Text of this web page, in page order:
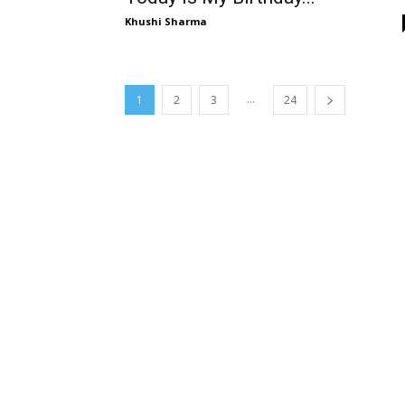
Khushi Sharma
1 2 3 ... 24